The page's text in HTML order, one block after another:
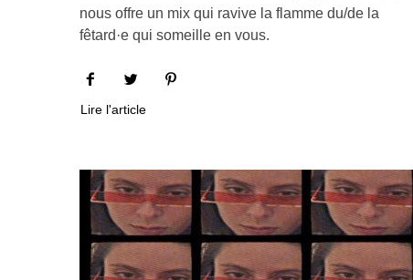
nous offre un mix qui ravive la flamme du/de la
fêtard·e qui someille en vous.
Lire l'article